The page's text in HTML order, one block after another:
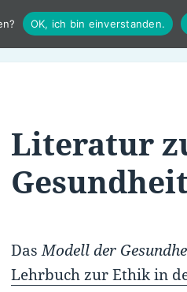
Literatur
DasModell der
Lehrbuch zur Ethik in
OK, ich bin einverstanden.